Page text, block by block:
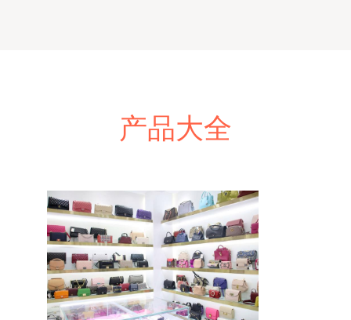
产品大全